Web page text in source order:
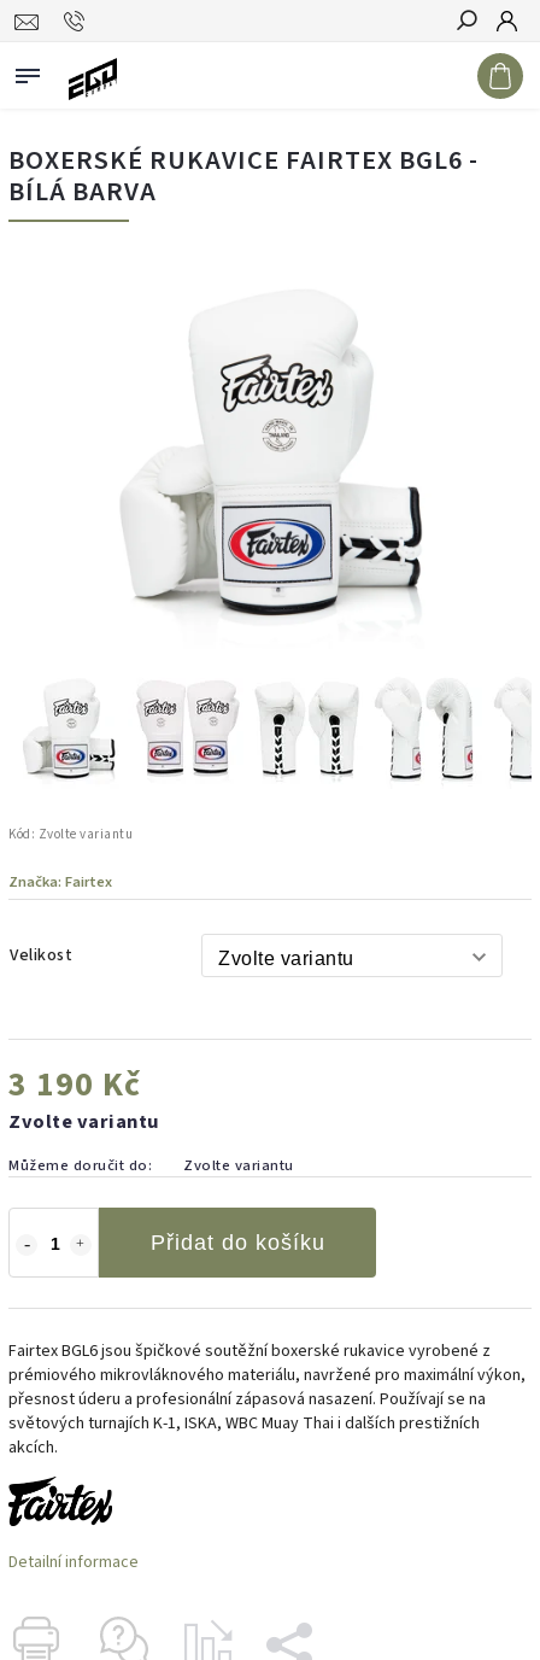
Hledat
BOXERSKÉ RUKAVICE FAIRTEX BGL6 -
BÍLÁ BARVA
Kód: Zvolte variantu
Značka: Fairtex
Velikost
3 190 Kč
Zvolte variantu
Můžeme doručit do: Zvolte variantu
Přidat do košíku
Fairtex BGL6 jsou špičkové soutěžní boxerské rukavice vyrobené z
prémiového mikrovláknového materiálu, navržené pro maximální výkon,
přesnost úderu a profesionální zápasová nasazení. Používají se na
světových turnajích K-1, ISKA, WBC Muay Thai i dalších prestižních
akcích.
Detailní informace